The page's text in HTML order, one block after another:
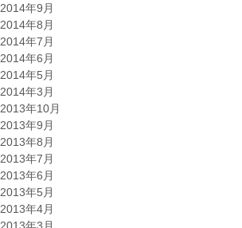
2014年9月
2014年8月
2014年7月
2014年6月
2014年5月
2014年3月
2013年10月
2013年9月
2013年8月
2013年7月
2013年6月
2013年5月
2013年4月